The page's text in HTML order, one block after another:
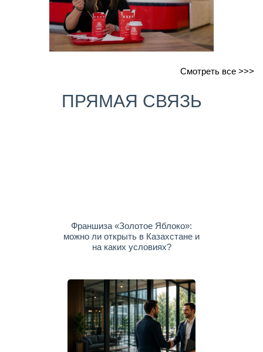
Смотреть все >>>
ПРЯМАЯ СВЯЗЬ
Франшиза «Золотое Яблоко»:
можно ли открыть в Казахстане и
на каких условиях?